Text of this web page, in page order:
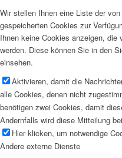
Wir stellen Ihnen eine Liste der
gespeicherten Cookies zur
Ihnen keine Cookies anzeigen, die
werden. Diese können Sie in den
einsehen.
Aktivieren, damit die
alle Cookies, denen nicht
benötigen zwei Cookies, damit
Andernfalls wird diese Mitteilung
Hier klicken, um notwendige
Andere externe Dienste